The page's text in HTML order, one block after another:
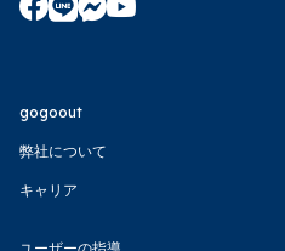
gogoout
弊社について
キャリア